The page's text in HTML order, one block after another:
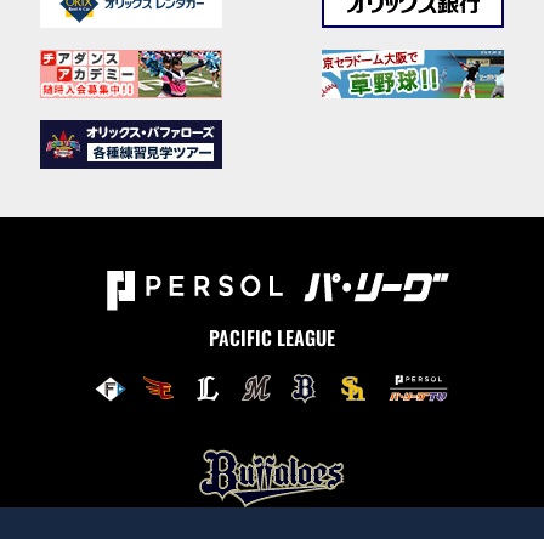
PACIFIC LEAGUE